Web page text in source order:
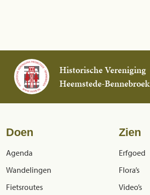
Historische Vereniging
Heemstede-Bennebroek
Doen
Agenda
Wandelingen
Fietsroutes
Zien
Erfgoed
Flora’s
Video’s